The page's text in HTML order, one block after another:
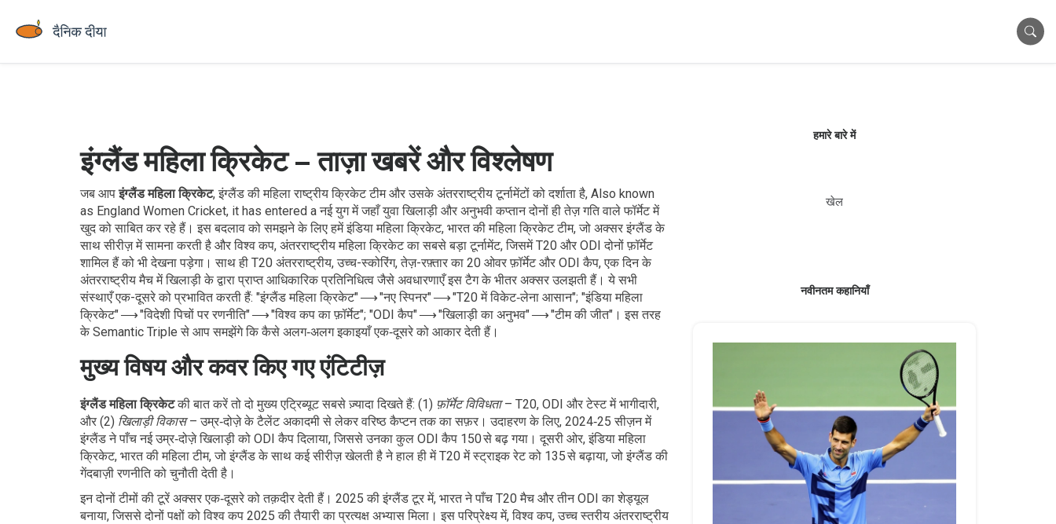
इंग्लैंड महिला क्रिकेट – ताज़ा खबरें और विश्लेषण
जब आपइंग्लैंड महिला क्रिकेट,इंग्लैंड की महिला राष्ट्रीय क्रिकेट टीम और उसके अंतरराष्ट्रीय टूर्नामेंटों को दर्शाता है, Also known
as England Women Cricket, it has entered a नई युग में जहाँ युवा खिलाड़ी और अनुभवी कप्तान दोनों ही तेज़ गति वाले फॉर्मेट में
खुद को साबित कर रहे हैं। इस बदलाव को समझने के लिए हमेंइंडिया महिला क्रिकेट, भारत की महिला क्रिकेट टीम, जो अक्सर इंग्लैंड के
साथ सीरीज़ में सामना करती है औरविश्व कप, अंतरराष्ट्रीय महिला क्रिकेट का सबसे बड़ा टूर्नामेंट, जिसमें T20 और ODI दोनों फ़ॉर्मेट
शामिल हैंको भी देखना पड़ेगा। साथ ही T20 अंतरराष्ट्रीय,उच्च-स्कोरिंग, तेज़-रफ़्तार का 20 ओवर फ़ॉर्मेटऔर ODI कैप,एक दिन के
अंतरराष्ट्रीय मैच में खिलाड़ी के द्वारा प्राप्त आधिकारिक प्रतिनिधित्वजैसे अवधारणाएँ इस टैग के भीतर अक्सर उलझती हैं। ये सभी
संस्थाएँ एक-दूसरे को प्रभावित करती हैं: "इंग्लैंड महिला क्रिकेट" ⟶ "नए स्पिनर" ⟶ "T20 में विकेट‑लेना आसान"; "इंडिया महिला
क्रिकेट" ⟶ "विदेशी पिचों पर रणनीति" ⟶ "विश्व कप का फ़ॉर्मेट"; "ODI कैप" ⟶ "खिलाड़ी का अनुभव" ⟶ "टीम की जीत"। इस तरह
के Semantic Triple से आप समझेंगे कि कैसे अलग‑अलग इकाइयाँ एक‑दूसरे को आकार देती हैं।
मुख्य विषय और कवर किए गए एंटिटीज़
इंग्लैंड महिला क्रिकेटकी बात करें तो दो मुख्य एट्रिब्यूट सबसे ज़्यादा दिखते हैं: (1) फ़ॉर्मेट विविधता– T20, ODI और टेस्ट में भागीदारी,
और (2) खिलाड़ी विकास– उम्र‑दोज़े के टैलेंट अकादमी से लेकर वरिष्ठ कैप्टन तक का सफ़र। उदाहरण के लिए, 2024‑25 सीज़न में
इंग्लैंड ने पाँच नई उम्र‑दोज़े खिलाड़ी को ODI कैप दिलाया, जिससे उनका कुल ODI कैप 150 से बढ़ गया। दूसरी ओर,इंडिया महिला
क्रिकेट, भारत की महिला टीम, जो इंग्लैंड के साथ कई सीरीज़ खेलती हैने हाल ही में T20 में स्ट्राइक रेट को 135 से बढ़ाया, जो इंग्लैंड की
गेंदबाज़ी रणनीति को चुनौती देती है।
इन दोनों टीमों की टूरें अक्सर एक‑दूसरे को तक़दीर देती हैं। 2025 की इंग्लैंड टूर में, भारत ने पाँच T20 मैच और तीन ODI का शेड्यूल
बनाया, जिससे दोनों पक्षों को विश्व कप 2025 की तैयारी का प्रत्यक्ष अभ्यास मिला। इस परिप्रेक्ष्य में,विश्व कप,उच्च स्तरीय अंतरराष्ट्रीय
हमारे बारे में
खेल
नवीनतम कहानियाँ